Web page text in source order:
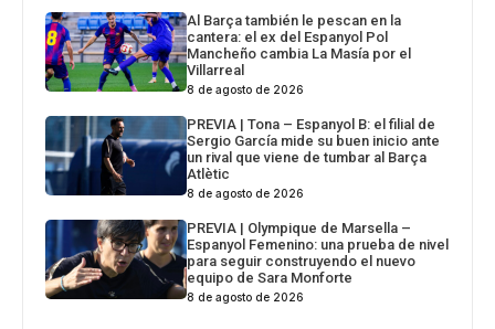
Al Barça también le pescan en la
cantera: el ex del Espanyol Pol
Mancheño cambia La Masía por el
Villarreal
8 de agosto de 2026
PREVIA | Tona – Espanyol B: el filial de
Sergio García mide su buen inicio ante
un rival que viene de tumbar al Barça
Atlètic
8 de agosto de 2026
PREVIA | Olympique de Marsella –
Espanyol Femenino: una prueba de nivel
para seguir construyendo el nuevo
equipo de Sara Monforte
8 de agosto de 2026